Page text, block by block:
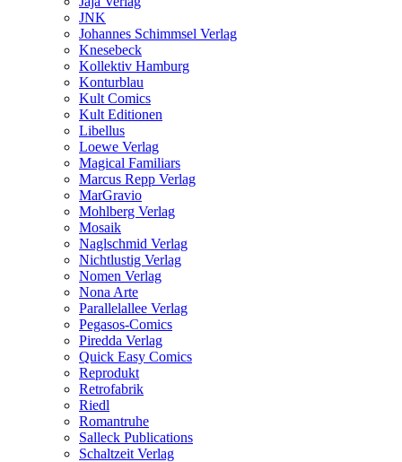
JNK
Johannes Schimmsel Verlag
Knesebeck
Kollektiv Hamburg
Konturblau
Kult Comics
Kult Editionen
Libellus
Loewe Verlag
Magical Familiars
Marcus Repp Verlag
MarGravio
Mohlberg Verlag
Mosaik
Naglschmid Verlag
Nichtlustig Verlag
Nomen Verlag
Nona Arte
Parallelallee Verlag
Pegasos-Comics
Piredda Verlag
Quick Easy Comics
Reprodukt
Retrofabrik
Riedl
Romantruhe
Salleck Publications
Schaltzeit Verlag